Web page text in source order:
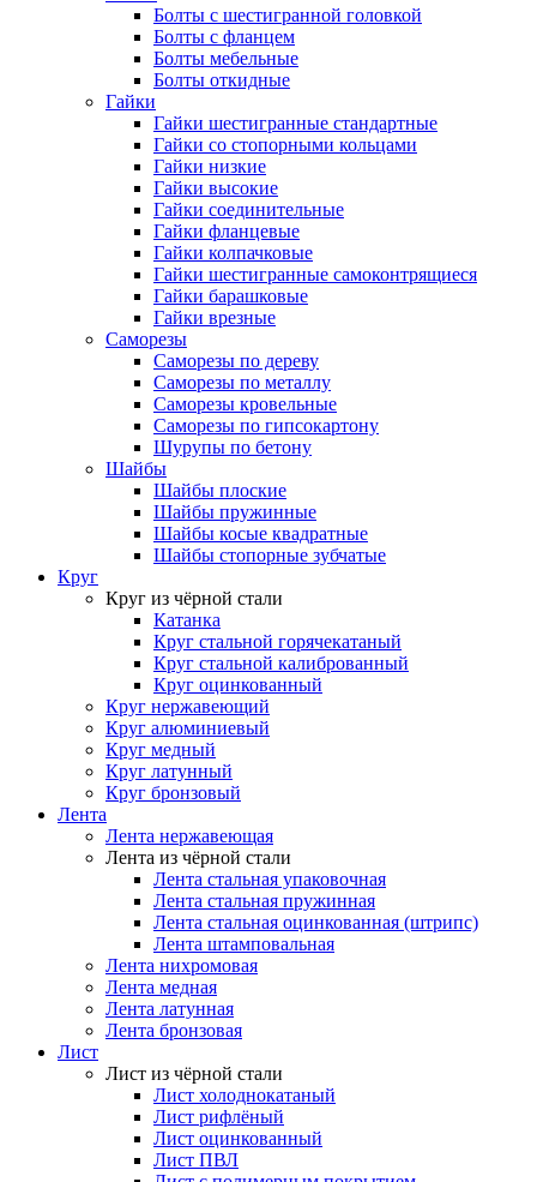
Болты с шестигранной головкой
Болты с фланцем
Болты мебельные
Болты откидные
Гайки
Гайки шестигранные стандартные
Гайки со стопорными кольцами
Гайки низкие
Гайки высокие
Гайки соединительные
Гайки фланцевые
Гайки колпачковые
Гайки шестигранные самоконтрящиеся
Гайки барашковые
Гайки врезные
Саморезы
Саморезы по дереву
Саморезы по металлу
Саморезы кровельные
Саморезы по гипсокартону
Шурупы по бетону
Шайбы
Шайбы плоские
Шайбы пружинные
Шайбы косые квадратные
Шайбы стопорные зубчатые
Круг
Круг из чёрной стали
Катанка
Круг стальной горячекатаный
Круг стальной калиброванный
Круг оцинкованный
Круг нержавеющий
Круг алюминиевый
Круг медный
Круг латунный
Круг бронзовый
Лента
Лента нержавеющая
Лента из чёрной стали
Лента стальная упаковочная
Лента стальная пружинная
Лента стальная оцинкованная (штрипс)
Лента штамповальная
Лента нихромовая
Лента медная
Лента латунная
Лента бронзовая
Лист
Лист из чёрной стали
Лист холоднокатаный
Лист рифлёный
Лист оцинкованный
Лист ПВЛ